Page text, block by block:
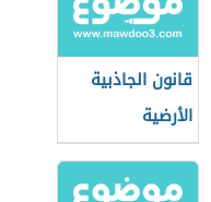
قانون الجاذبية
الأرضية